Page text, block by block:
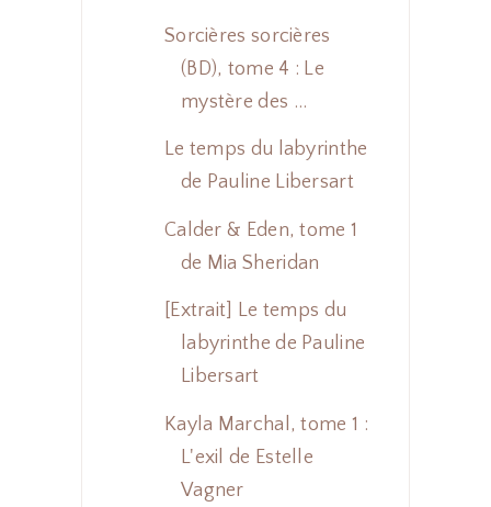
Sorcières sorcières
(BD), tome 4 : Le
mystère des ...
Le temps du labyrinthe
de Pauline Libersart
Calder & Eden, tome 1
de Mia Sheridan
[Extrait] Le temps du
labyrinthe de Pauline
Libersart
Kayla Marchal, tome 1 :
L'exil de Estelle
Vagner